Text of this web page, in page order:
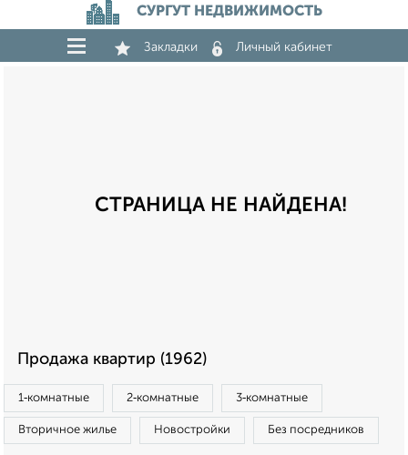
СУРГУТ НЕДВИЖИМОСТЬ
Закладки Личный кабинет
СТРАНИЦА НЕ НАЙДЕНА!
Продажа квартир (1962)
1‑комнатные 2‑комнатные 3‑комнатные
Вторичное жилье Новостройки Без посредников